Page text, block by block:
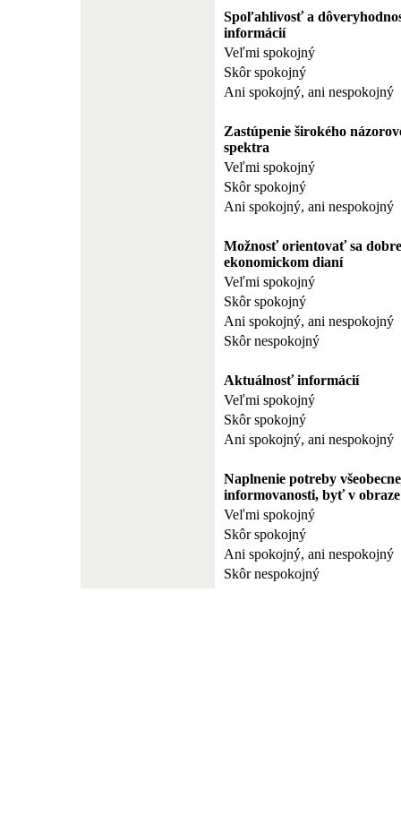
Spoľahlivosť a
informácií
Veľmi spokojný
Skôr spokojný
Ani spokojný, ani nespokojný
Zastúpenie širokého
spektra
Veľmi spokojný
Skôr spokojný
Ani spokojný, ani nespokojný
Možnosť orientovať sa
ekonomickom dianí
Veľmi spokojný
Skôr spokojný
Ani spokojný, ani nespokojný
Skôr nespokojný
Aktuálnosť informácií
Veľmi spokojný
Skôr spokojný
Ani spokojný, ani nespokojný
Naplnenie potreby
informovanosti, byť v obraze
Veľmi spokojný
Skôr spokojný
Ani spokojný, ani nespokojný
Skôr nespokojný